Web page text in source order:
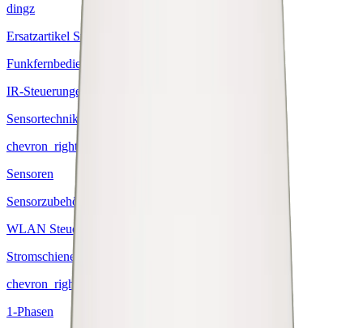
dingz
Ersatzartikel Steuerungen
Funkfernbedienungen
IR-Steuerungen
Sensortechnik
chevron_right
Sensoren
Sensorzubehör
WLAN Steuerungen
Stromschienen
chevron_right
1-Phasen